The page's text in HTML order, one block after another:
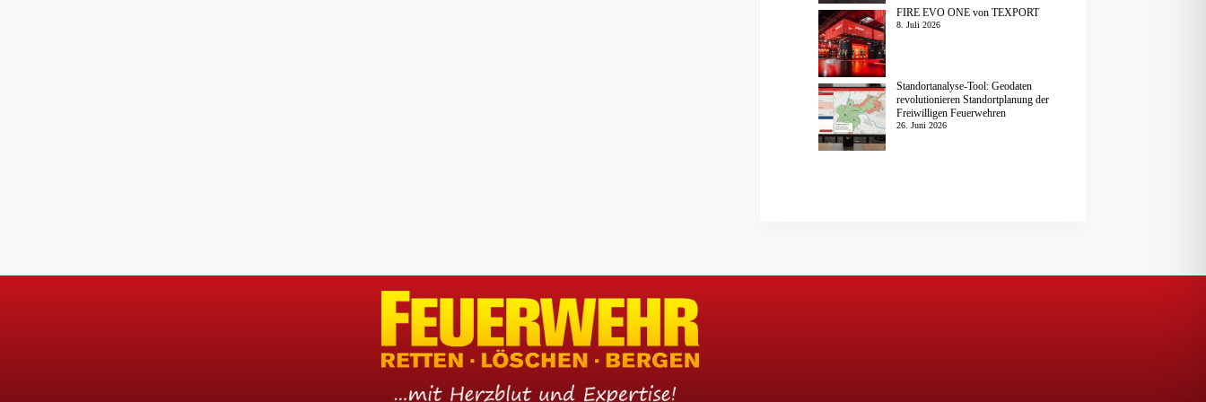
FIRE EVO ONE von TEXPORT
8. Juli 2026
Standortanalyse-Tool: Geodaten
revolutionieren Standortplanung der
Freiwilligen Feuerwehren
26. Juni 2026